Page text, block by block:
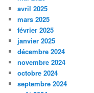
avril 2025
mars 2025
février 2025
janvier 2025
décembre 2024
novembre 2024
octobre 2024
septembre 2024